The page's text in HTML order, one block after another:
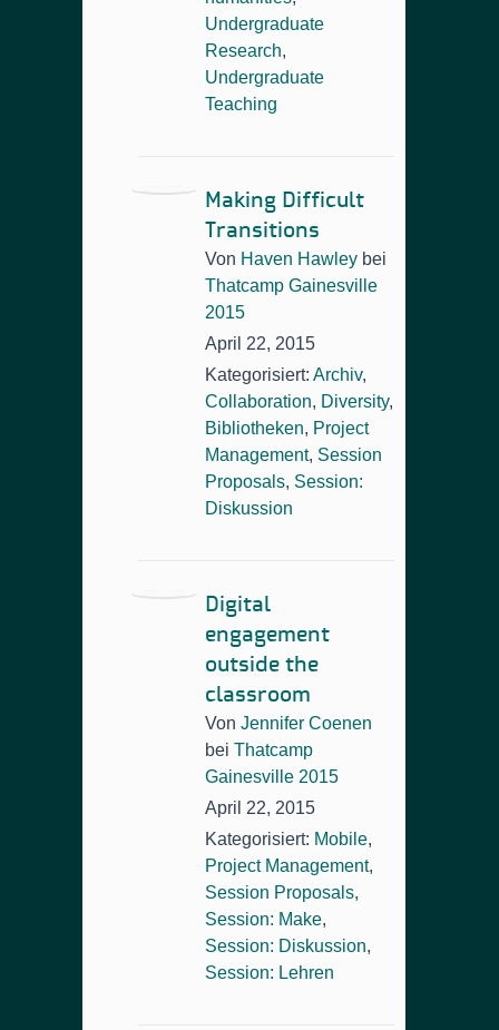
Undergraduate
Research,
Undergraduate
Teaching
Making Difficult
Transitions
Von Haven Hawley bei
Thatcamp Gainesville
2015
April 22, 2015
Kategorisiert: Archiv,
Collaboration, Diversity,
Bibliotheken, Project
Management, Session
Proposals, Session:
Diskussion
Digital
engagement
outside the
classroom
Von Jennifer Coenen
bei Thatcamp
Gainesville 2015
April 22, 2015
Kategorisiert: Mobile,
Project Management,
Session Proposals,
Session: Make,
Session: Diskussion,
Session: Lehren